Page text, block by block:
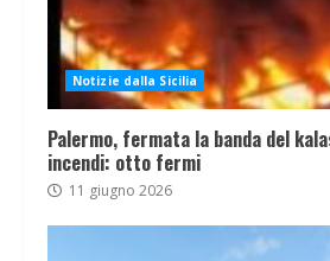
Notizie dalla Sicilia
Palermo, fermata la banda del
incendi: otto fermi
11 giugno 2026